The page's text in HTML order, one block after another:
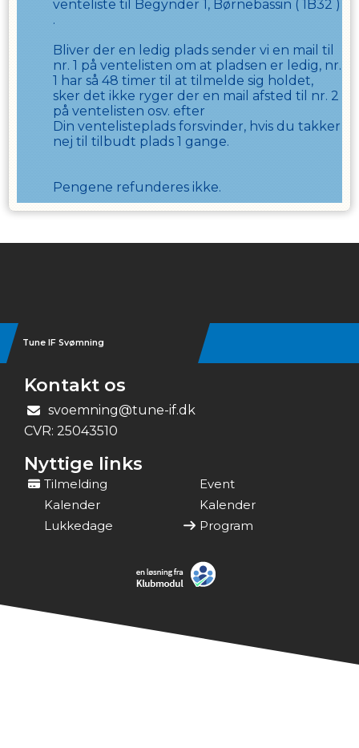
venteliste til
Begynder 1, Børnebassin ( 1B32 )
.
Bliver der en ledig plads sender vi en mail til
nr. 1 på ventelisten om at pladsen er ledig, nr.
1 har så 48 timer til at tilmelde sig holdet,
sker det ikke ryger der en mail afsted til nr. 2
på ventelisten osv. efter
Din ventelisteplads forsvinder, hvis du takker
nej til tilbudt plads 1 gange.
Pengene refunderes ikke.
Tune IF Svømning
Kontakt os
svoemning@tune-if.dk
CVR: 25043510
Nyttige links
Tilmelding
Event
Kalender
Kalender
Lukkedage
Program